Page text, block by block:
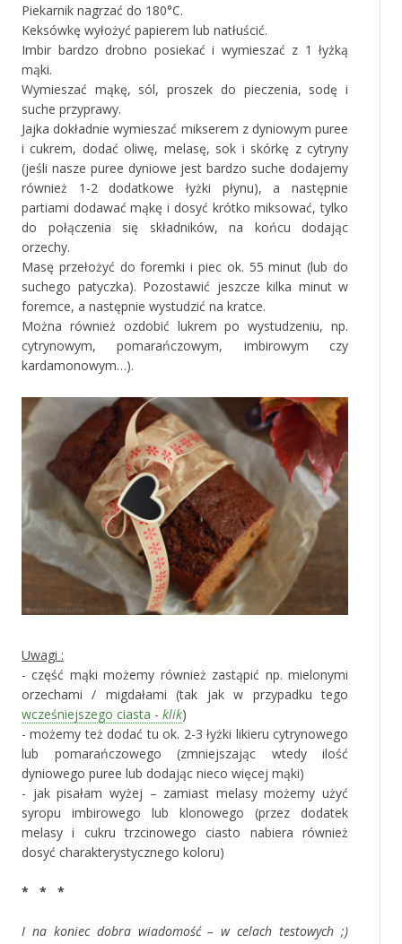
Piekarnik nagrzać do 180°C.
Keksówkę wyłożyć papierem lub natłuścić.
Imbir bardzo drobno posiekać i wymieszać z 1 łyżką
mąki.
Wymieszać mąkę, sól, proszek do pieczenia, sodę i
suche przyprawy.
Jajka dokładnie wymieszać mikserem z dyniowym puree
i cukrem, dodać oliwę, melasę, sok i skórkę z cytryny
(jeśli nasze puree dyniowe jest bardzo suche dodajemy
również 1-2 dodatkowe łyżki płynu), a następnie
partiami dodawać mąkę i dosyć krótko miksować, tylko
do połączenia się składników, na końcu dodając
orzechy.
Masę przełożyć do foremki i piec ok. 55 minut (lub do
suchego patyczka). Pozostawić jeszcze kilka minut w
foremce, a następnie wystudzić na kratce.
Można również ozdobić lukrem po wystudzeniu, np.
cytrynowym, pomarańczowym, imbirowym czy
kardamonowym…).
Uwagi :
- część mąki możemy również zastąpić np. mielonymi
orzechami / migdałami (tak jak w przypadku tego
wcześniejszego ciasta - klik)
- możemy też dodać tu ok. 2-3 łyżki likieru cytrynowego
lub pomarańczowego (zmniejszając wtedy ilość
dyniowego puree lub dodając nieco więcej mąki)
- jak pisałam wyżej – zamiast melasy możemy użyć
syropu imbirowego lub klonowego (przez dodatek
melasy i cukru trzcinowego ciasto nabiera również
dosyć charakterystycznego koloru)
* * *
I na koniec dobra wiadomość – w celach testowych ;)